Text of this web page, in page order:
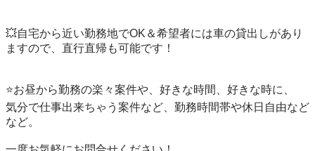
💥自宅から近い勤務地でOK＆希望者には車の貸出しがあり
ますので、直行直帰も可能です！
⭐️お昼から勤務の楽々案件や、好きな時間、好きな時に、
気分で仕事出来ちゃう案件など、勤務時間帯や休日自由など
など。